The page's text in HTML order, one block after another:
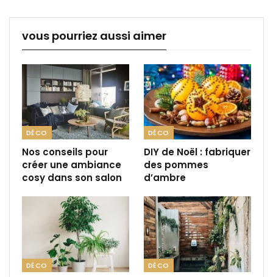
vous pourriez aussi aimer
DÉCO
Nos conseils pour
créer une ambiance
cosy dans son salon
DÉCO
DIY de Noël : fabriquer
des pommes
d’ambre
DÉCO DÉCO